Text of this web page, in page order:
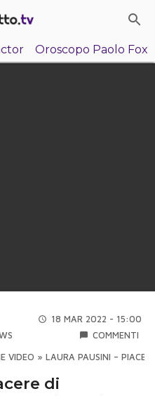
Oroscopo Paolo Fox
18 MAR 2022 - 15:00
COMMENTI
VIDEO » LAURA PAUSINI –
di